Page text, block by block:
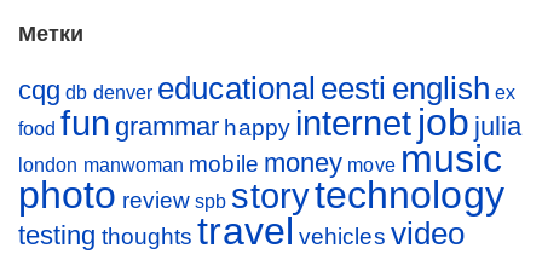
Метки
cqg db denver educational eesti english ex
food fun grammar happy internet job julia
london manwoman mobile money move music
photo review spb storytechnology
testing thoughts travel vehicles video